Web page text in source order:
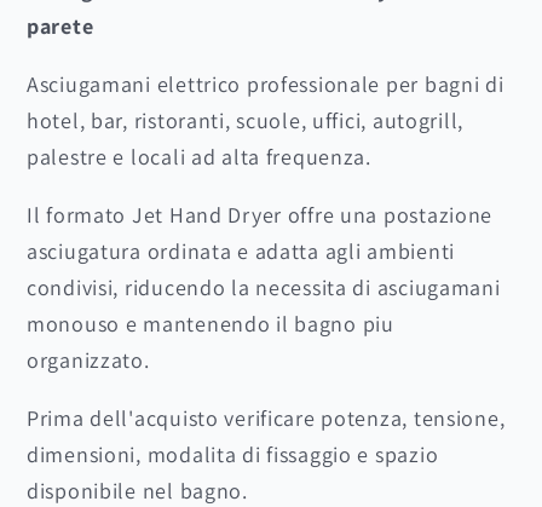
parete
Asciugamani elettrico professionale per bagni di
hotel, bar, ristoranti, scuole, uffici, autogrill,
palestre e locali ad alta frequenza.
Il formato Jet Hand Dryer offre una postazione
asciugatura ordinata e adatta agli ambienti
condivisi, riducendo la necessita di asciugamani
monouso e mantenendo il bagno piu
organizzato.
Prima dell'acquisto verificare potenza, tensione,
dimensioni, modalita di fissaggio e spazio
disponibile nel bagno.